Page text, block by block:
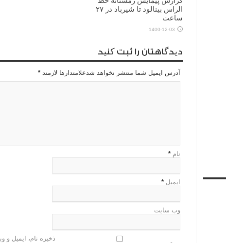
الراس بینالود تا شیرباد در ۲۷
ساعت
1400-12-03
دیدگاهتان را ثبت کنید
آدرس ایمیل شما منتشر نخواهد شدعلامتدارها لازمند *
نام *
ایمیل *
وب سایت
ذخیره نام، ایمیل و